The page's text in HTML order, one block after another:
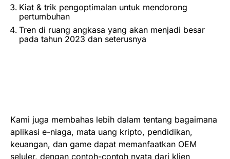
Kiat & trik pengoptimalan untuk mendorong
pertumbuhan
Tren di ruang angkasa yang akan menjadi besar
pada tahun 2023 dan seterusnya
Kami juga membahas lebih dalam tentang bagaimana
aplikasi e-niaga, mata uang kripto, pendidikan,
keuangan, dan game dapat memanfaatkan OEM
seluler, dengan contoh-contoh nyata dari klien